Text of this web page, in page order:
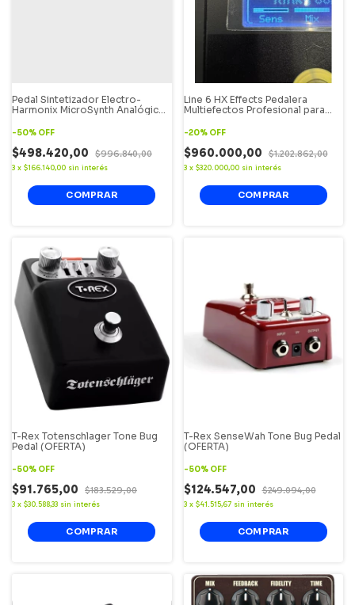
Pedal Sintetizador Electro-
Harmonix MicroSynth Analógico
-50% OFF
$498.420,00 $996.840,00
3 x $166.140,00 sin interés
Line 6 HX Effects Pedalera
Multiefectos Profesional para
-20% OFF
$960.000,00 $1.202.862,00
3 x $320.000,00 sin interés
T-Rex Totenschlager Tone Bug
Pedal (OFERTA)
-50% OFF
$91.765,00 $183.529,00
3 x $30.588,33 sin interés
T-Rex SenseWah Tone Bug Pedal
(OFERTA)
-50% OFF
$124.547,00 $249.094,00
3 x $41.515,67 sin interés